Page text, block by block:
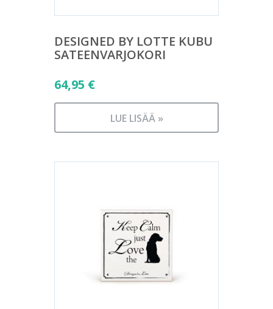
DESIGNED BY LOTTE KUBU
SATEENVARJOKORI
64,95 €
LUE LISÄÄ »